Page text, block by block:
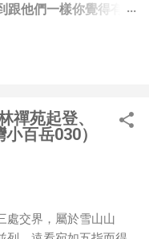
跟他們一樣你覺得有可
記得更久以前，當我
：『 他們不知道用了
應該從 RD 嘴裡說出
，以前每次只要聽到某
事就把『 黑科技 』
！（打嘴炮、作
禪苑起登、
百岳030）
處交界，屬於雪山山